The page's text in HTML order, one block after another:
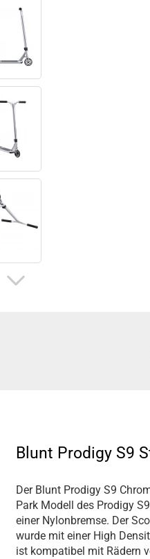
Blunt Prodigy S9
Der Blunt Prodigy S9
Park Modell des Prodigy
einer Nylonbremse. Der
wurde mit einer High
ist kompatibel mit Rädern